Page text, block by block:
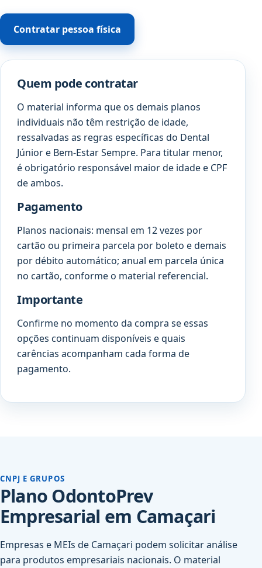
Contratar pessoa física
Quem pode contratar
O material informa que os demais planos
individuais não têm restrição de idade,
ressalvadas as regras específicas do Dental
Júnior e Bem-Estar Sempre. Para titular menor,
é obrigatório responsável maior de idade e CPF
de ambos.
Pagamento
Planos nacionais: mensal em 12 vezes por
cartão ou primeira parcela por boleto e demais
por débito automático; anual em parcela única
no cartão, conforme o material referencial.
Importante
Confirme no momento da compra se essas
opções continuam disponíveis e quais
carências acompanham cada forma de
pagamento.
CNPJ E GRUPOS
Plano OdontoPrev
Empresarial em Camaçari
Empresas e MEIs de Camaçari podem solicitar análise
para produtos empresariais nacionais. O material